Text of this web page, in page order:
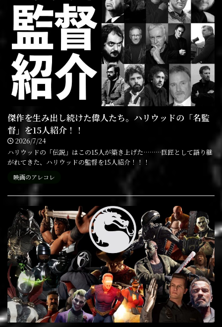
傑作を生み出し続けた偉人たち。ハリウッドの「名監
督」を15人紹介！！
2026/7/24
ハリウッドの「伝説」はこの15人が築き上げた………巨匠として語り継
がれてきた、ハリウッドの監督を15人紹介！！！
映画のアレコレ